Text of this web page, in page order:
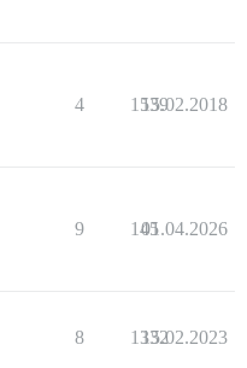
4 1539
15.02.2018
9 145
01.04.2026
8 1332
15.02.2023